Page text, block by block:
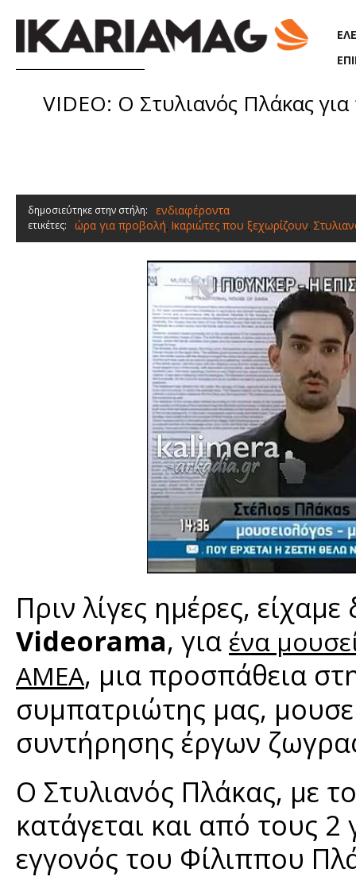
VIDEO: Ο Στυλιανός Πλάκας
δημοσιεύτηκε στην στήλη: ενδιαφέροντα
ετικέτες: ώρα για προβολή, Ικαριώτες που ξεχωρίζουν,
Πριν λίγες ημέρες,
Videorama, για ένα
ΑΜΕΑ, μια προσπάθεια
συμπατριώτης μας,
συντήρησης έργων
Ο Στυλιανός Πλάκας, με
κατάγεται και από τους 2
εγγονός του Φίλιππου